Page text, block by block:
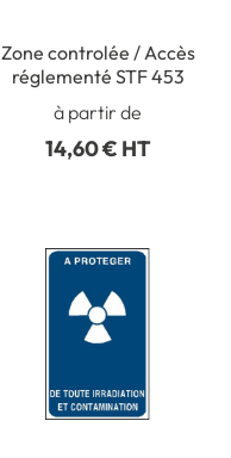
Zone controlée / Accès
réglementé STF 453
à partir de
14,60 € HT